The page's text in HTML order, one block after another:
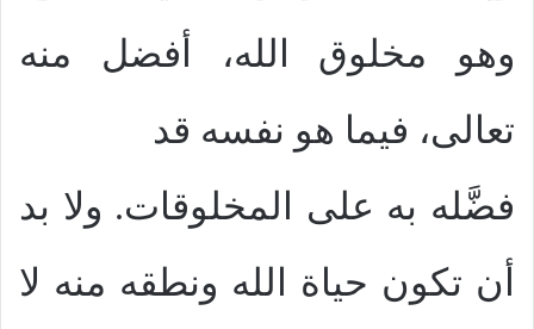
وهو مخلوق الله، أفضل منه
تعالى، فيما هو نفسه قد
فضَّله به على المخلوقات. ولا بد
أن تكون حياة الله ونطقه منه لا